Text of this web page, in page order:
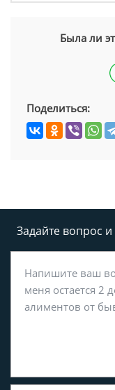
Была ли
Поделиться:
Задайте вопрос